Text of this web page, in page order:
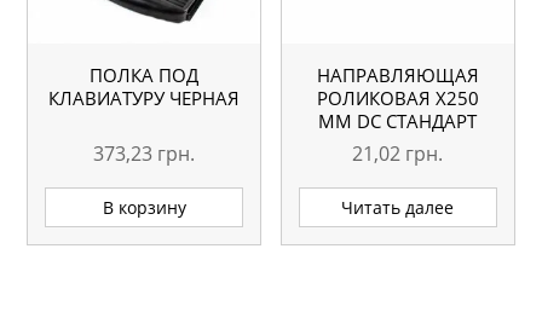
ПОЛКА ПОД
КЛАВИАТУРУ ЧЕРНАЯ
373,23 грн.
В корзину
НАПРАВЛЯЮЩАЯ
РОЛИКОВАЯ X250
ММ DC СТАНДАРТ
БЕЛАЯ
21,02 грн.
Читать далее